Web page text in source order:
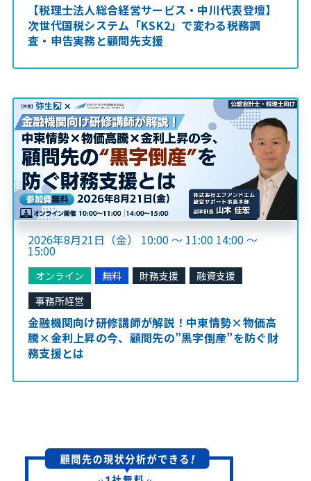
【税理士法人総合経営サービス・中川代表登壇】
次世代国税システム「KSK2」で変わる税務調
査・申告実務と顧問先支援
2026年8月21日（金） 10:00 ～ 11:00 14:00 ～
15:00
オンライン 無料 財務支援
融資支援
事務所経営
金融機関向け研修講師が解説！中東情勢×物価高
騰×金利上昇の今、顧問先の”黒字倒産”を防ぐ財
務支援とは